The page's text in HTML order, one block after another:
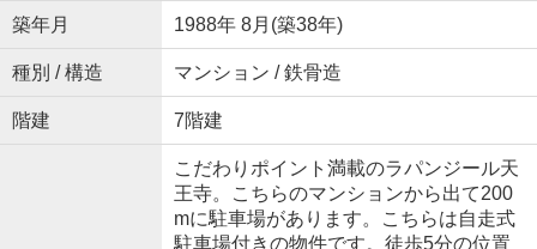
築年月 1988年 8月(築38年)
種別 / 構造 マンション / 鉄骨造
階建 7階建
こだわりポイント満載のラパンジール天
王寺。こちらのマンションから出て200
mに駐車場があります。こちらは自走式
駐車場付きの物件です。徒歩5分の位置